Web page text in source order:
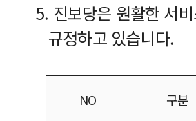
5. 진보당은 원활한 서
규정하고 있습니다.
NO 구분